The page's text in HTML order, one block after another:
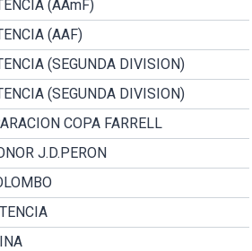
(AAmF)
(AAF)
(SEGUNDA DIVISION)
(SEGUNDA DIVISION)
COPA FARRELL
J.D.PERON